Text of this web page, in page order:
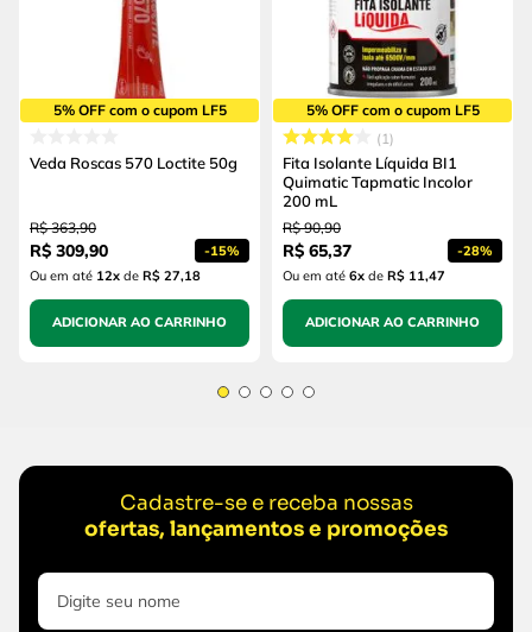
5% OFF com o cupom LF5
Veda Roscas 570 Loctite 50g
R$ 363,90
R$ 309,90 -15%
Ou em até 12x de R$ 27,18
ADICIONAR AO CARRINHO
5% OFF com o cupom LF5
1
Fita Isolante Líquida BI1
Quimatic Tapmatic Incolor
200 mL
R$ 90,90
R$ 65,37 -28%
Ou em até 6x de R$ 11,47
ADICIONAR AO CARRINHO
Cadastre-se e receba nossas
ofertas, lançamentos e promoções